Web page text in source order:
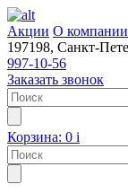
Акции О компании
197198, Санкт-
997-10-56
Заказать звонок
Корзина: 0 i